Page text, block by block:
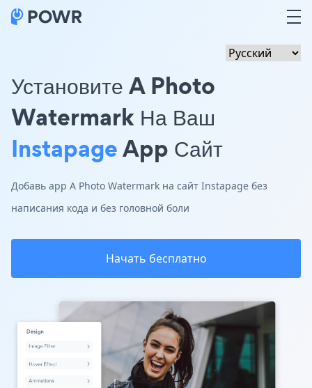
Установите A Photo
Watermark На Ваш
InstapageApp Сайт
Добавь app A Photo Watermark на сайт Instapage без
написания кода и без головной боли
Начать бесплатно